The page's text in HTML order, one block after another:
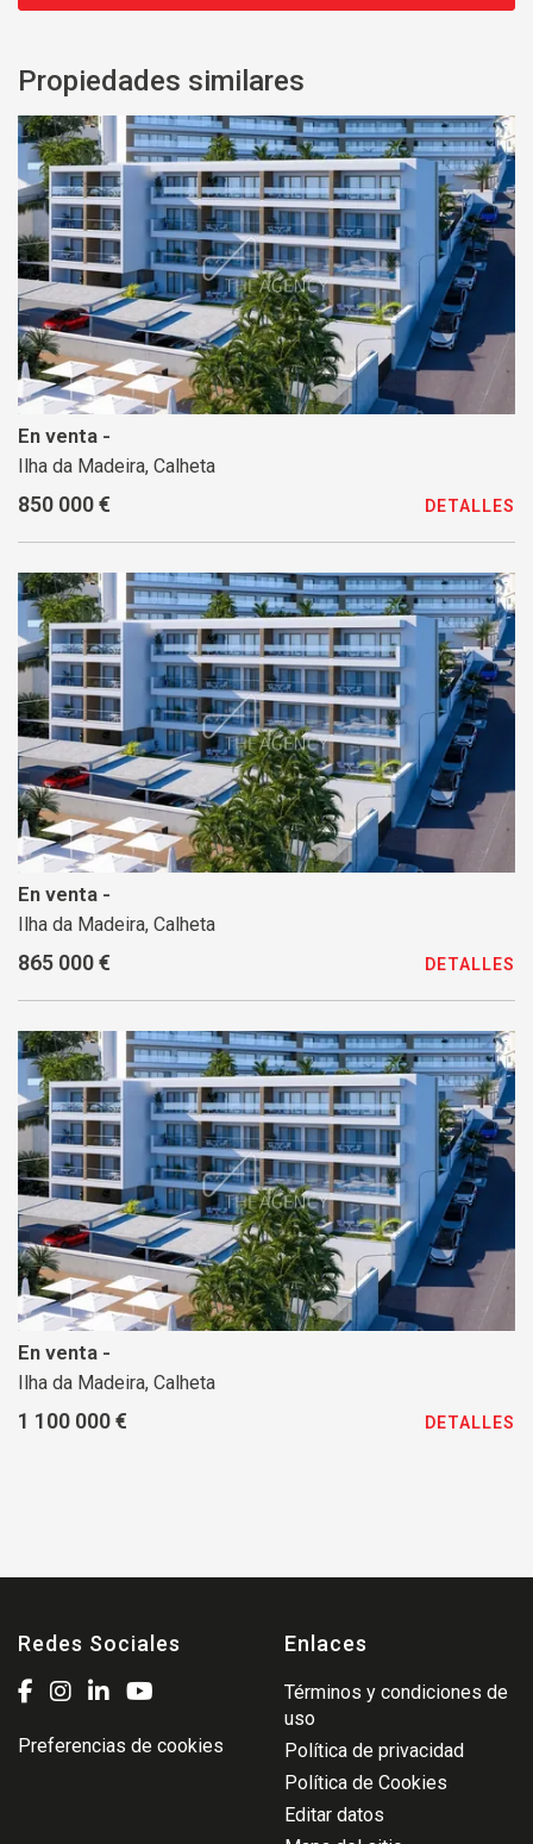
Propiedades similares
En venta -
Ilha da Madeira, Calheta
850 000 € DETALLES
En venta -
Ilha da Madeira, Calheta
865 000 € DETALLES
En venta -
Ilha da Madeira, Calheta
1 100 000 € DETALLES
Redes Sociales
Preferencias de cookies
Enlaces
Términos y condiciones de
uso
Política de privacidad
Política de Cookies
Editar datos